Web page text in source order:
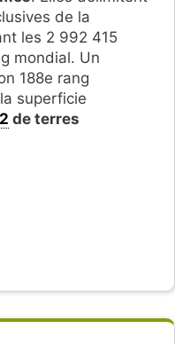
de la
les 2 992 415
mondial. Un
188e rang
superficie
de terres